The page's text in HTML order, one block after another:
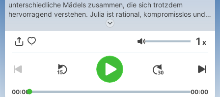
unterschiedliche Mädels zusammen, die sich trotzdem
hervorragend verstehen. Julia ist rational, kompromisslos und
die Stimme der Vernunft, Ilka ist Oldschool, Mama und Ehefrau
seit 2005 (sie hat schon alles gesehen) und die andere Julia ist
einfach ein bisschen ausgeflippt. Zusammen quatschen sie
Probleme des Alltags. Sie diskutieren über Babys, Beziehung
und Karriere. Freut Euch auf schmutzige, lustige und lustvolle
Sexgeschichte und peinliche Enthüllungen. Es wird gelacht,
gestritten und vielleicht auch mal ein bisschen geweint – eben,
Volume 1 x
00:00 00:00